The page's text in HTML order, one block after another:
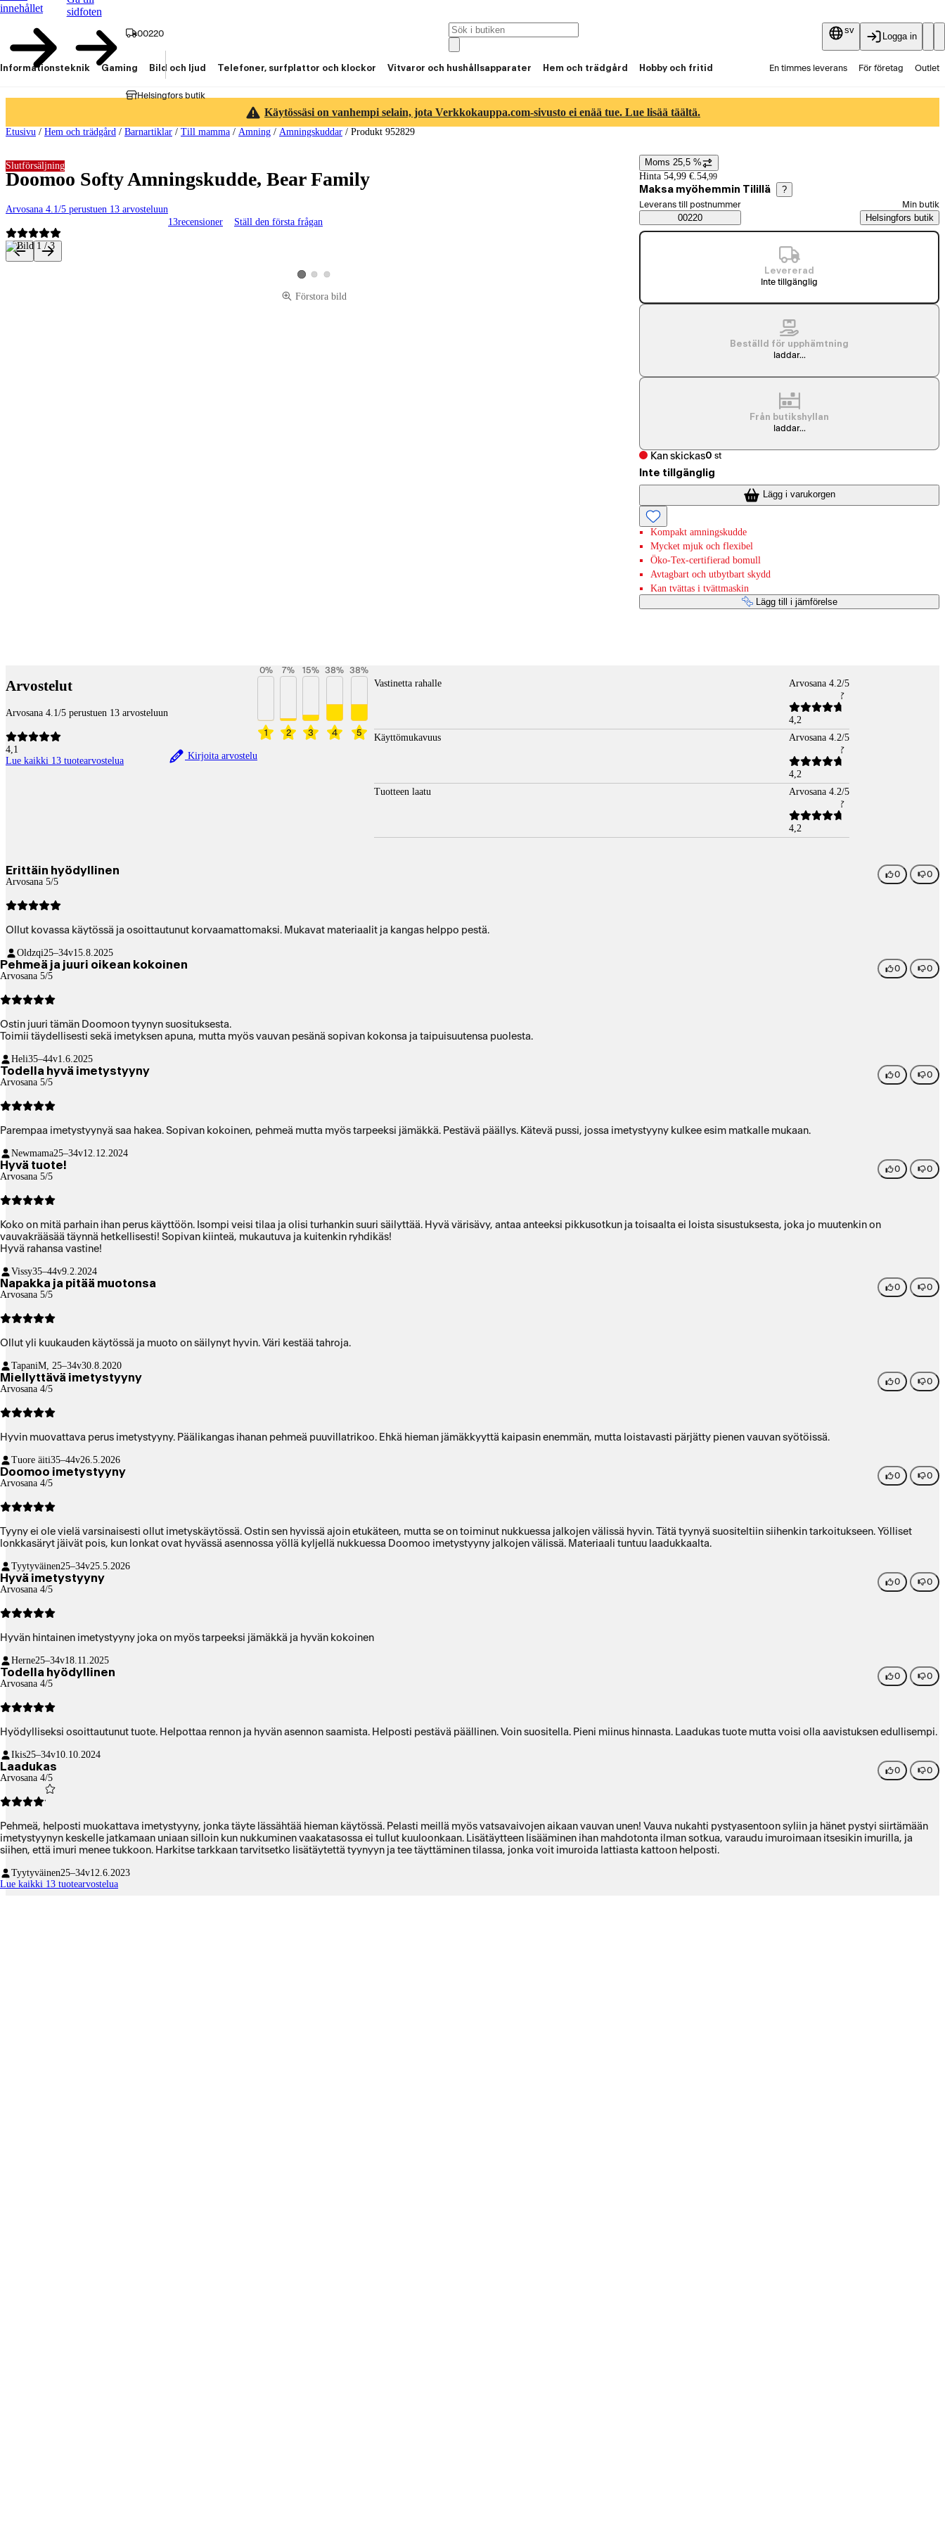
innehållet
sidfoten
00220
Helsingfors butik
sv
Logga in
Informationsteknik Gaming Bild och ljud Telefoner, surfplattor och klockor Vitvaror och hushållsapparater Hem och trädgård Hobby och fritid En timmes leverans För företag Outlet
Käytössäsi on vanhempi selain, jota Verkkokauppa.com-sivusto ei enää tue. Lue lisää täältä.
Etusivu / Hem och trädgård / Barnartiklar / Till mamma / Amning / Amningskuddar / Produkt 952829
Doomoo Softy Amningskudde, Bear Family
Arvosana 4.1/5 perustuen 13 arvosteluun
13recensioner Ställ den första frågan
Slutförsäljning
Produktbilder och videor
Visa produktbild 1
Visa produktbild 2
Visa produktbild 3
Förstora bild
Prisinformation
Moms 25,5 %
Hinta 54,99 €.54,99
Maksa myöhemmin Tilillä ?
Saatavuustiedot
Välj beställningssätt
Leverans till postnummer
00220
Min butik
Helsingfors butik
Levererad
Inte tillgänglig
Beställd för upphämtning
laddar...
Från butikshyllan
laddar...
Kan skickas0 st
Inte tillgänglig
Lägg i varukorgen
Kompakt amningskudde
Mycket mjuk och flexibel
Öko-Tex-certifierad bomull
Avtagbart och utbytbart skydd
Kan tvättas i tvättmaskin
Lägg till i jämförelse
Arvostelut
Arvosana 4.1/5 perustuen 13 arvosteluun
4,1
Lue kaikki 13 tuotearvostelua
Kirjoita arvostelu
1
0%
2
7%
3
15%
4
38%
5
38%
Vastinetta rahalle Arvosana 4.2/5
4,2
Käyttömukavuus
Arvosana 4.2/5
4,2
Tuotteen laatu
Arvosana 4.2/5
4,2
Erittäin hyödyllinen
Arvosana 5/5
0 0
Ollut kovassa käytössä ja osoittautunut korvaamattomaksi. Mukavat materiaalit ja kangas helppo pestä.
Oldzqi25–34v15.8.2025
Pehmeä ja juuri oikean kokoinen
Arvosana 5/5
0 0
Ostin juuri tämän Doomoon tyynyn suosituksesta.
Toimii täydellisesti sekä imetyksen apuna, mutta myös vauvan pesänä sopivan kokonsa ja taipuisuutensa puolesta.
Heli35–44v1.6.2025
Todella hyvä imetystyyny
Arvosana 5/5
0 0
Parempaa imetystyynyä saa hakea. Sopivan kokoinen, pehmeä mutta myös tarpeeksi jämäkkä. Pestävä päällys. Kätevä pussi, jossa imetystyyny kulkee esim matkalle mukaan.
Newmama25–34v12.12.2024
Hyvä tuote!
Arvosana 5/5
0 0
Koko on mitä parhain ihan perus käyttöön. Isompi veisi tilaa ja olisi turhankin suuri säilyttää. Hyvä värisävy, antaa anteeksi pikkusotkun ja toisaalta ei loista sisustuksesta, joka jo muutenkin on
vauvakrääsää täynnä hetkellisesti! Sopivan kiinteä, mukautuva ja kuitenkin ryhdikäs!
Hyvä rahansa vastine!
Vissy35–44v9.2.2024
Napakka ja pitää muotonsa
Arvosana 5/5
0 0
Ollut yli kuukauden käytössä ja muoto on säilynyt hyvin. Väri kestää tahroja.
TapaniM, 25–34v30.8.2020
Miellyttävä imetystyyny
Arvosana 4/5
0 0
Hyvin muovattava perus imetystyyny. Päälikangas ihanan pehmeä puuvillatrikoo. Ehkä hieman jämäkkyyttä kaipasin enemmän, mutta loistavasti pärjätty pienen vauvan syötöissä.
Tuore äiti35–44v26.5.2026
Doomoo imetystyyny
Arvosana 4/5
0 0
Tyyny ei ole vielä varsinaisesti ollut imetyskäytössä. Ostin sen hyvissä ajoin etukäteen, mutta se on toiminut nukkuessa jalkojen välissä hyvin. Tätä tyynyä suositeltiin siihenkin tarkoitukseen. Yölliset
lonkkasäryt jäivät pois, kun lonkat ovat hyvässä asennossa yöllä kyljellä nukkuessa Doomoo imetystyyny jalkojen välissä. Materiaali tuntuu laadukkaalta.
Tyytyväinen25–34v25.5.2026
Hyvä imetystyyny
Arvosana 4/5
0 0
Hyvän hintainen imetystyyny joka on myös tarpeeksi jämäkkä ja hyvän kokoinen
Herne25–34v18.11.2025
Todella hyödyllinen
Arvosana 4/5
0 0
Hyödylliseksi osoittautunut tuote. Helpottaa rennon ja hyvän asennon saamista. Helposti pestävä päällinen. Voin suositella. Pieni miinus hinnasta. Laadukas tuote mutta voisi olla aavistuksen edullisempi.
Ikis25–34v10.10.2024
Laadukas
Arvosana 4/5
0 0
Pehmeä, helposti muokattava imetystyyny, jonka täyte lässähtää hieman käytössä. Pelasti meillä myös vatsavaivojen aikaan vauvan unen! Vauva nukahti pystyasentoon syliin ja hänet pystyi siirtämään
imetystyynyn keskelle jatkamaan uniaan silloin kun nukkuminen vaakatasossa ei tullut kuuloonkaan. Lisätäytteen lisääminen ihan mahdotonta ilman sotkua, varaudu imuroimaan itsesikin imurilla, ja
siihen, että imuri menee tukkoon. Harkitse tarkkaan tarvitsetko lisätäytettä tyynyyn ja tee täyttäminen tilassa, jonka voit imuroida lattiasta kattoon helposti.
Tyytyväinen25–34v12.6.2023
Lue kaikki 13 tuotearvostelua